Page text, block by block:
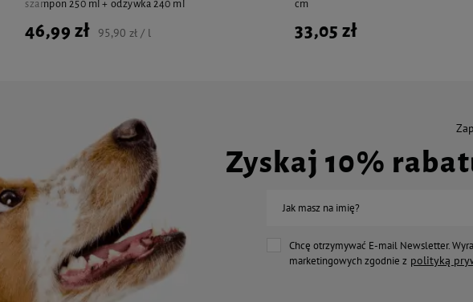
szampon 250 ml + odżywka 240 ml
46,99 zł 95,90 zł / l
cm
33,05 zł
Zyskaj 10%
Jak masz na imię?
Chcę otrzymywać E-mail Newsletter.
marketingowych zgodnie z polityką